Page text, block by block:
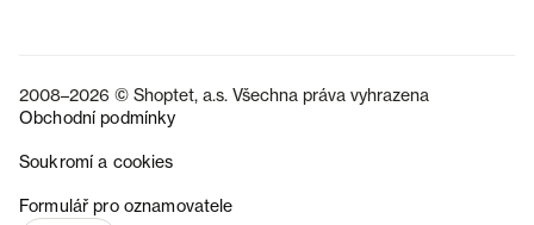
2008–2026 © Shoptet, a.s. Všechna práva vyhrazena
Obchodní podmínky
Soukromí a cookies
Formulář pro oznamovatele